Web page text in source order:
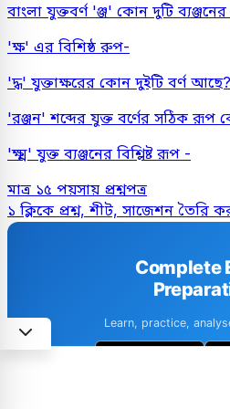
বাংলা যুক্তবর্ণ 'ঞ্জ' কোন দুটি
'ক্ষ' এর বিশিষ্ঠ রুপ-
'দ্ধ' যুক্তাক্ষরের কোন দুইটি বর্ণ আছে?
'রঞ্জন' শব্দের যুক্ত বর্ণের সঠিক রূপ
'ক্ষ্ম' যুক্ত ব্যঞ্জনের বিশ্লিষ্ট রূপ -
মাত্র ১৫ পয়সায় প্রশ্নপত্র
১ ক্লিকে প্রশ্ন, শীট, সাজেশন
Complete
Learn, practice,